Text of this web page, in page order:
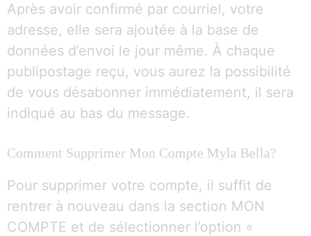
Après avoir confirmé par courriel, votre
adresse, elle sera ajoutée à la base de
données d’envoi le jour même. À chaque
publipostage reçu, vous aurez la possibilité
de vous désabonner immédiatement, il sera
indiqué au bas du message.
Comment Supprimer Mon Compte Myla Bella?
Pour supprimer votre compte, il suffit de
rentrer à nouveau dans la section MON
COMPTE et de sélectionner l’option «